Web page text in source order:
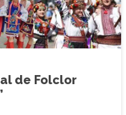
de Folclor